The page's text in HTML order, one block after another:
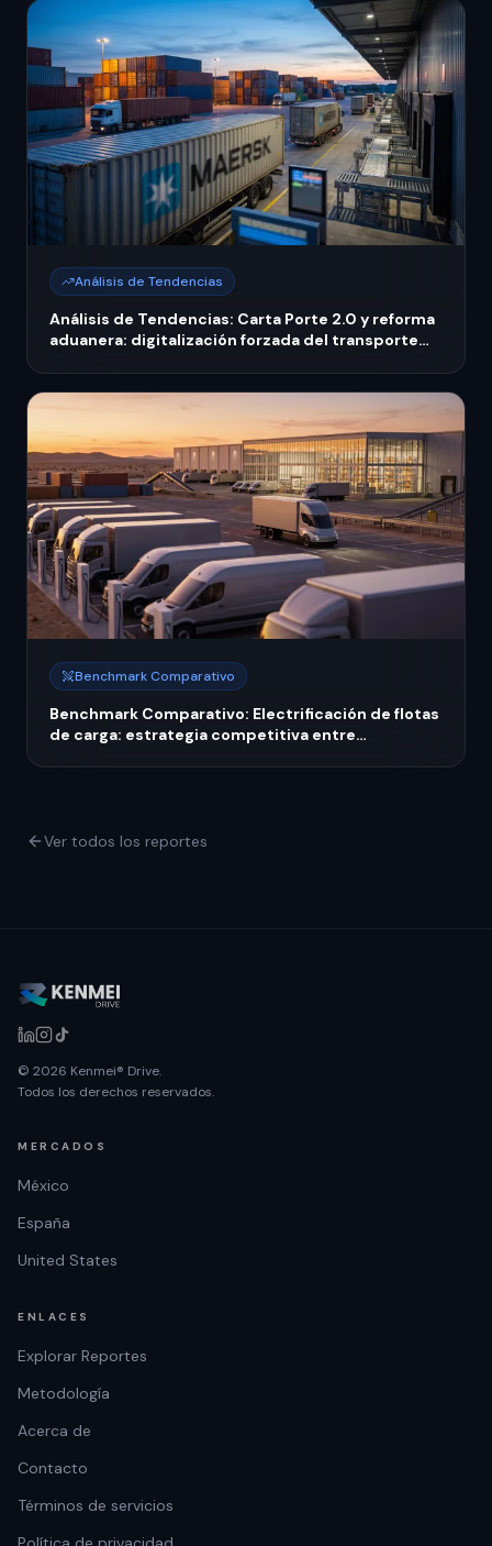
Análisis de Tendencias
Análisis de Tendencias: Carta Porte 2.0 y reforma
aduanera: digitalización forzada del transporte
Benchmark Comparativo
Benchmark Comparativo: Electrificación de flotas
de carga: estrategia competitiva entre
Ver todos los reportes
© 2026 Kenmei® Drive.
Todos los derechos reservados.
MERCADOS
México
España
United States
ENLACES
Explorar Reportes
Metodología
Acerca de
Contacto
Términos de servicios